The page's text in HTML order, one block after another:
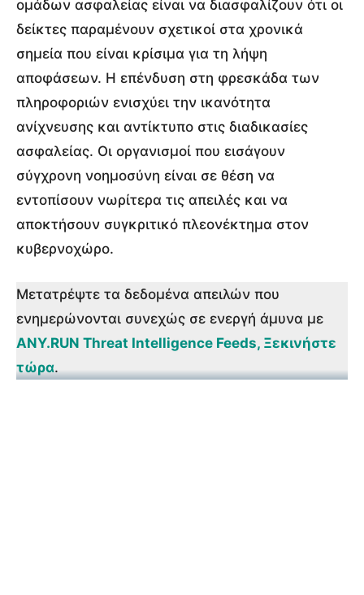
ομάδων ασφαλείας είναι να διασφαλίζουν ότι οι
δείκτες παραμένουν σχετικοί στα χρονικά
σημεία που είναι κρίσιμα για τη λήψη
αποφάσεων. Η επένδυση στη φρεσκάδα των
πληροφοριών ενισχύει την ικανότητα
ανίχνευσης και αντίκτυπο στις διαδικασίες
ασφαλείας. Οι οργανισμοί που εισάγουν
σύγχρονη νοημοσύνη είναι σε θέση να
εντοπίσουν νωρίτερα τις απειλές και να
αποκτήσουν συγκριτικό πλεονέκτημα στον
κυβερνοχώρο.
Μετατρέψτε τα δεδομένα απειλών που
ενημερώνονται συνεχώς σε ενεργή άμυνα με
ANY.RUN Threat Intelligence Feeds, Ξεκινήστε
τώρα.